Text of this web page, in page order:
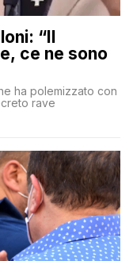
“Il
ce ne sono
ha polemizzato con
rave